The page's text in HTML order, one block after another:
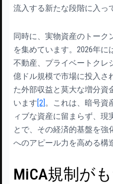
流入する新たな段階に入っ
同時に、実物資産のトーク
を集めています。2026年に
不動産、プライベートクレ
億ドル規模で市場に投入さ
た外部収益と莫大な増分資
います[2]。これは、暗号資
ィブな資産に留まらず、現
とで、その経済的基盤を強
へのアピール力を高める構
MiCA規制が